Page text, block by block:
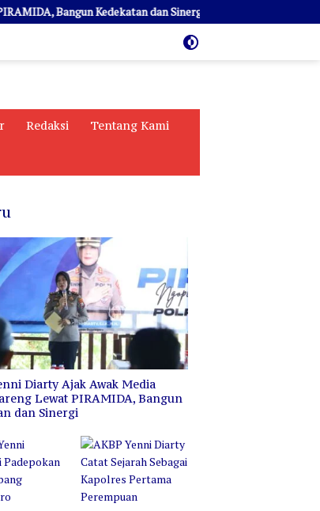
Bangun Kedekatan dan Sinergi
Redaksi Tentang Kami
Diarty Ajak Awak Media
Lewat PIRAMIDA, Bangun
dan Sinergi